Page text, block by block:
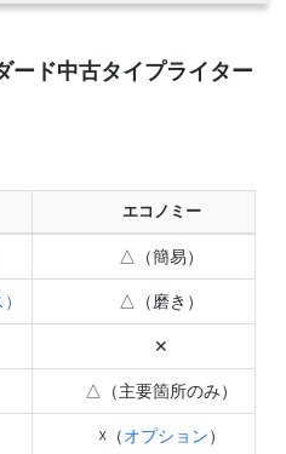
ード中古タイプライター
エコノミー
△（簡易）
△（磨き）
✕
△（主要箇所のみ）
☓（オプション）